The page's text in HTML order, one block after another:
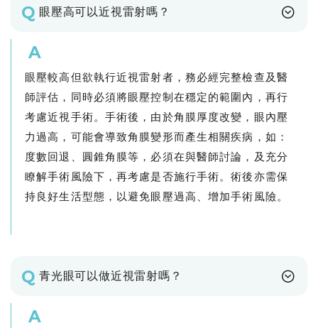
Q 眼壓高可以近視雷射嗎？
A
眼壓較高但欲執行近視雷射者，務必經完整檢查及醫
師評估，同時必須將眼壓控制在穩定的範圍內，再行
考慮近視手術。手術後，由於角膜厚度改變，眼內壓
力過高，可能會導致角膜變形而產生相關疾病，如：
度數回退、圓錐角膜等，必須在與醫師討論，及充分
瞭解手術風險下，再考慮是否施行手術。術後亦需保
持良好生活型態，以避免眼壓過高、增加手術風險。
Q 青光眼可以做近視雷射嗎？
A